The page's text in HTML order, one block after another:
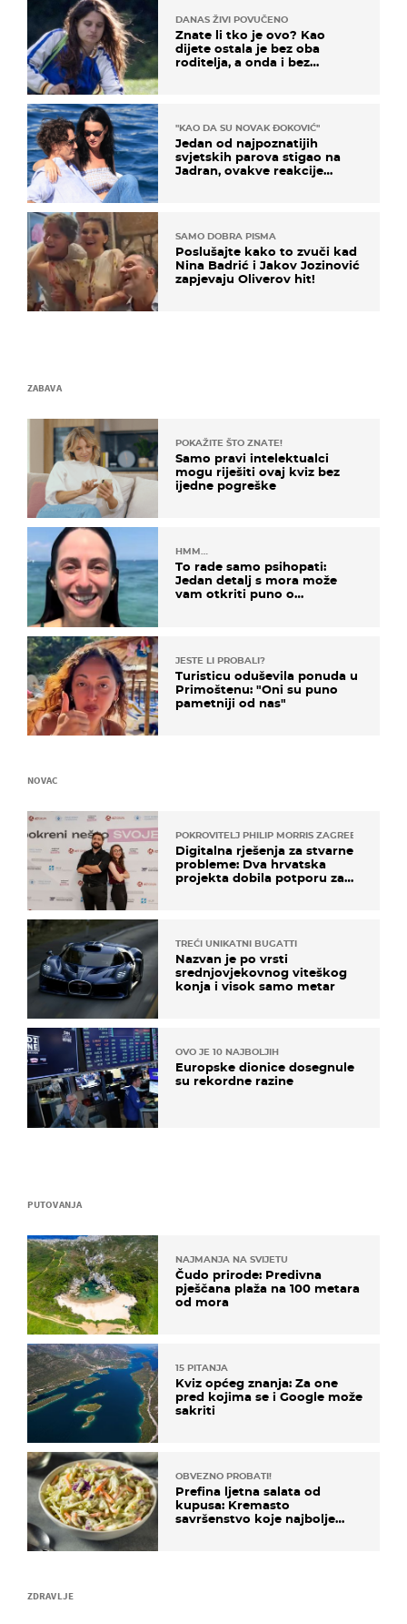
DANAS ŽIVI POVUČENO
Znate li tko je ovo? Kao
dijete ostala je bez oba
roditelja, a onda i bez
"KAO DA SU NOVAK ĐOKOVIĆ"
Jedan od najpoznatijih
svjetskih parova stigao na
Jadran, ovakve reakcije
SAMO DOBRA PISMA
Poslušajte kako to zvuči kad
Nina Badrić i Jakov Jozinović
zapjevaju Oliverov hit!
ZDRAVLJE
ZABAVA
POKAŽITE ŠTO ZNATE!
Samo pravi intelektualci
mogu riješiti ovaj kviz bez
ijedne pogreške
HMM…
To rade samo psihopati:
Jedan detalj s mora može
vam otkriti puno o
JESTE LI PROBALI?
Turisticu oduševila ponuda u
Primoštenu: "Oni su puno
pametniji od nas"
PUTOVANJA
NAJMANJA NA SVIJETU
Čudo prirode: Predivna
pješčana plaža na 100 metara
od mora
15 PITANJA
Kviz općeg znanja: Za one
pred kojima se i Google može
sakriti
OBVEZNO PROBATI!
Prefina ljetna salata od
kupusa: Kremasto
savršenstvo koje najbolje
NOVAC
POKROVITELJ PHILIP MORRIS ZAGREB
Digitalna rješenja za stvarne
probleme: Dva hrvatska
projekta dobila potporu za
TREĆI UNIKATNI BUGATTI
Nazvan je po vrsti
srednjovjekovnog viteškog
konja i visok samo metar
OVO JE 10 NAJBOLJIH
Europske dionice dosegnule
su rekordne razine